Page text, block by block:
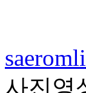
사진영